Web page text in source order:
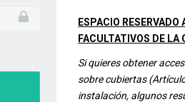
ESPACIO
FACULTATIVOS DE LA
Si quieres obtener
sobre cubiertas
instalación, algunos